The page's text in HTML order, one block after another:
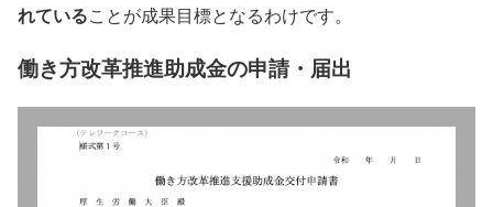
れていることが成果目標となるわけです。
働き方改革推進助成金の申請・届出